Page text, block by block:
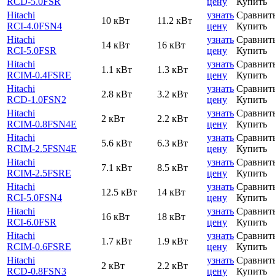
Hitachi
RCI-4.0FSN4
10 кВт 11.2 кВт
узнать
цену
Купить
Hitachi
RCI-5.0FSR
14 кВт 16 кВт
узнать
цену
Купить
Hitachi
RCIM-0.4FSRE
1.1 кВт 1.3 кВт
узнать
цену
Купить
Hitachi
RCD-1.0FSN2
2.8 кВт 3.2 кВт
узнать
цену
Купить
Hitachi
RCIM-0.8FSN4E
2 кВт 2.2 кВт
узнать
цену
Купить
Hitachi
RCIM-2.5FSN4E
5.6 кВт 6.3 кВт
узнать
цену
Купить
Hitachi
RCIM-2.5FSRE
7.1 кВт 8.5 кВт
узнать
цену
Купить
Hitachi
RCI-5.0FSN4
12.5 кВт 14 кВт
узнать
цену
Купить
Hitachi
RCI-6.0FSR
16 кВт 18 кВт
узнать
цену
Купить
Hitachi
RCIM-0.6FSRE
1.7 кВт 1.9 кВт
узнать
цену
Купить
Hitachi
RCD-0.8FSN3
2 кВт 2.2 кВт
узнать
цену
Купить